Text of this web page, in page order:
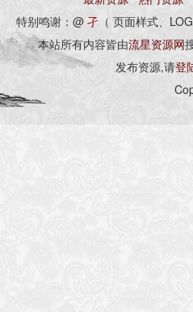
特别鸣谢：@ 孑 （ 页面样式、
本站所有内容皆由流星资源网
发布资源,请登